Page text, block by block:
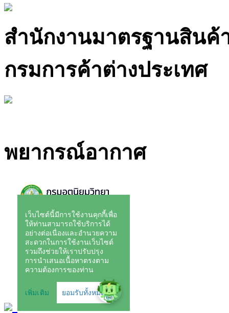
สำนักงานมาตรฐานสินค้
กรมการค้าต่างประเทศ
พยากรณ์อากาศ